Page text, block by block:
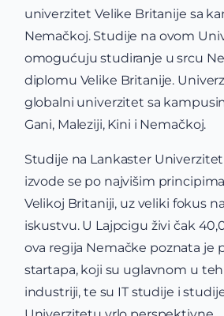
univerzitet Velike Britanije sa
Nemačkoj. Studije na ovom
omogućuju studiranje u srcu
diplomu Velike Britanije.
globalni univerzitet sa
Gani, Maleziji, Kini i Nemačkoj.
Studije na Lankaster
izvode se po najvišim
Velikoj Britaniji, uz veliki fokus
iskustvu. U Lajpcigu živi čak
ova regija Nemačke poznata je
startapa, koji su uglavnom u
industriji, te su IT studije i